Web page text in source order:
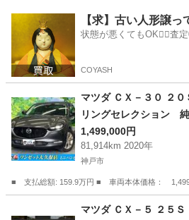
その他
【求】古い人形譲っ
状態が悪くてもOK🙆‍♀️査
COYASH
マツダ ＣＸ－３０ ２
リングセレクション
ビ・ｉ－ＡＣＴＩＶＳ
ー・フルセグ・ステア
ーター・コーナーセン
ーバックゲート・レー
ＴＣ （検9.6）
1,499,000円
81,914km 2020年
神戸市
■ 支払総額: 159.9万円 ■ 車両本体価格：
マツダ
マツダ ＣＸ－５ ２５